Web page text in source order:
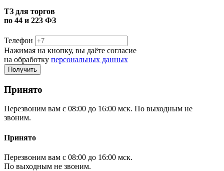
ТЗ для торгов
по 44 и 223 ФЗ
Телефон
Нажимая на кнопку, вы даёте согласие
на обработку персональных данных
Принято
Перезвоним вам с 08:00 до 16:00 мск. По выходным не
звоним.
Принято
Перезвоним вам с 08:00 до 16:00 мск.
По выходным не звоним.